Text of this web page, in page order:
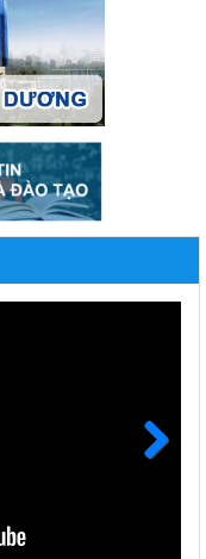
sinh thị xã Bến Cát
Covid 19
Covid 19
giao thông cho nụ
viên trung học
thông cho nụ cười
dùng tiền mặt các
2024 và các năm